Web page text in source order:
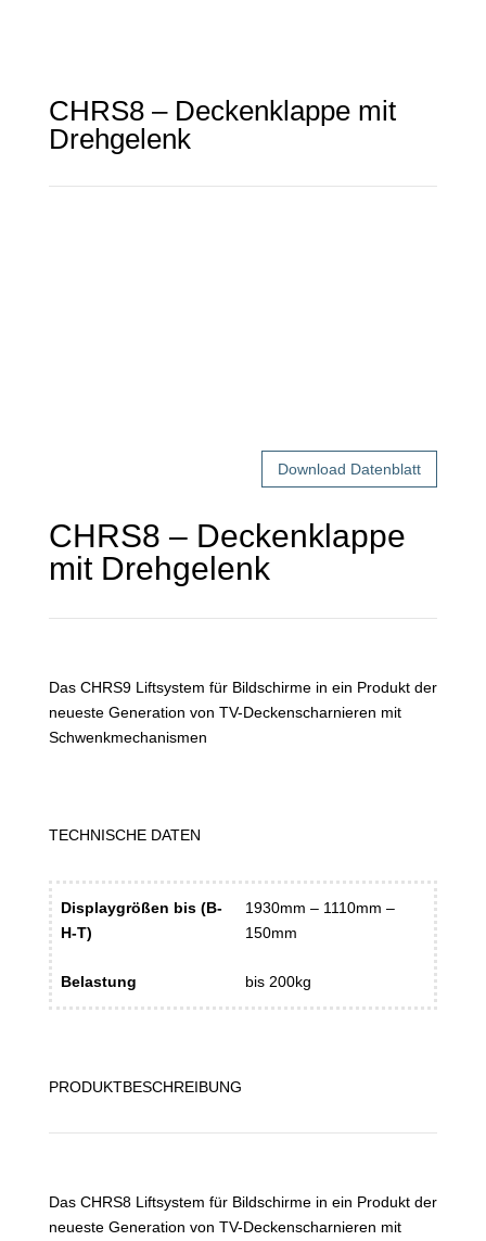
CHRS8 – Deckenklappe mit
Drehgelenk
Download Datenblatt
CHRS8 – Deckenklappe
mit Drehgelenk
Das CHRS9 Liftsystem für Bildschirme in ein Produkt der
neueste Generation von TV-Deckenscharnieren mit
Schwenkmechanismen
TECHNISCHE DATEN
Displaygrößen bis (B-
H-T)
1930mm – 1110mm –
150mm
Belastung bis 200kg
PRODUKTBESCHREIBUNG
Das CHRS8 Liftsystem für Bildschirme in ein Produkt der
neueste Generation von TV-Deckenscharnieren mit